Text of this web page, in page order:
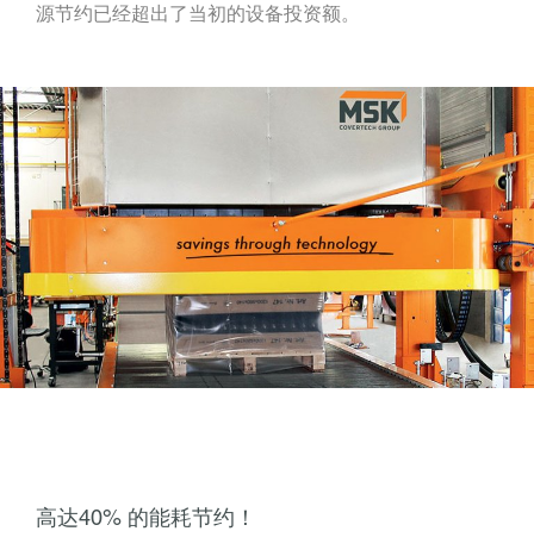
源节约已经超出了当初的设备投资额。
高达40% 的能耗节约！